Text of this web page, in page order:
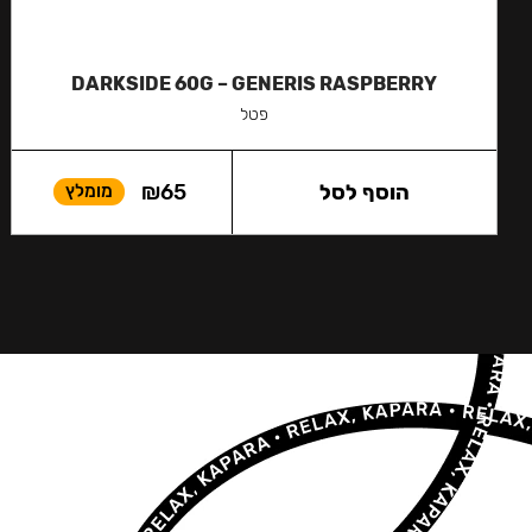
DARKSIDE 60G – GENERIS RASPBERRY
פטל
₪65 מומלץ הוסף לסל